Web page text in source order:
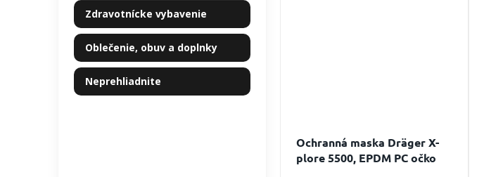
Zdravotnícke vybavenie
Oblečenie, obuv a doplnky
Neprehliadnite
Ochranná maska Dräger X-
plore 5500, EPDM PC očko